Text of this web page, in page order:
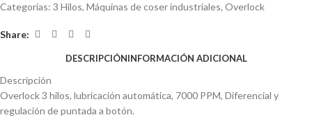
Categorías: 3 Hilos, Máquinas de coser industriales, Overlock
Share:
DESCRIPCIÓNINFORMACIÓN ADICIONAL
Descripción
Overlock 3 hilos, lubricación automática, 7000 PPM, Diferencial y
regulación de puntada a botón.